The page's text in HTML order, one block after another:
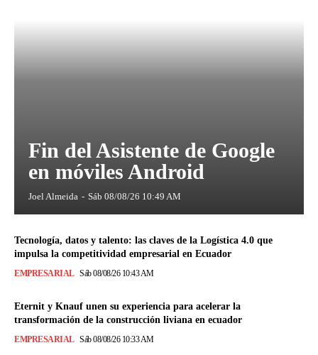
Fin del Asistente de Google
en móviles Android
Joel Almeida - Sáb 08/08/26 10:49 AM
Tecnología, datos y talento: las claves de la Logística 4.0 que
impulsa la competitividad empresarial en Ecuador
EMPRESARIAL Sáb 08/08/26 10:43 AM
Eternit y Knauf unen su experiencia para acelerar la
transformación de la construcción liviana en ecuador
EMPRESARIAL Sáb 08/08/26 10:33 AM